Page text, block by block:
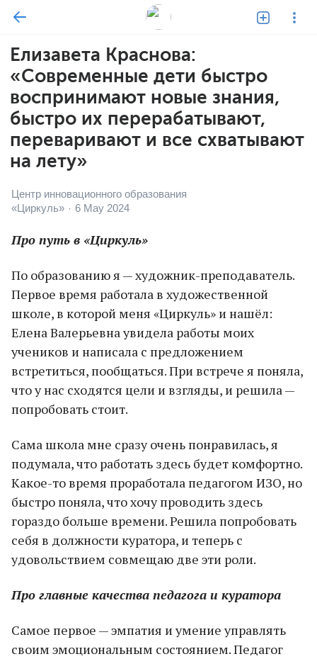
Елизавета Краснова:
«Современные дети быстро
воспринимают новые знания,
быстро их перерабатывают,
переваривают и все схватывают
на лету»
Центр инновационного образования
«Циркуль» · 6 May 2024
Про путь в «Циркуль»
По образованию я — художник-преподаватель.
Первое время работала в художественной
школе, в которой меня «Циркуль» и нашёл:
Елена Валерьевна увидела работы моих
учеников и написала с предложением
встретиться, пообщаться. При встрече я поняла,
что у нас сходятся цели и взгляды, и решила —
попробовать стоит.
Сама школа мне сразу очень понравилась, я
подумала, что работать здесь будет комфортно.
Какое-то время проработала педагогом ИЗО, но
быстро поняла, что хочу проводить здесь
гораздо больше времени. Решила попробовать
себя в должности куратора, и теперь с
удовольствием совмещаю две эти роли.
Про главные качества педагога и куратора
Самое первое — эмпатия и умение управлять
своим эмоциональным состоянием. Педагог